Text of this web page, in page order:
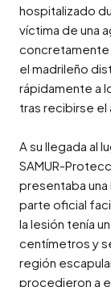
hospitalizado
víctima de una
concretamente
el madrileño
rápidamente a
tras recibirse el
A su llegada al
SAMUR-
presentaba una
parte oficial
la lesión tenía
centímetros y
región
procedieron a